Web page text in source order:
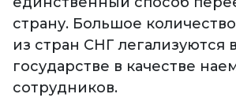
страну. Большое
из стран СНГ легализуются
государстве в качестве
сотрудников.